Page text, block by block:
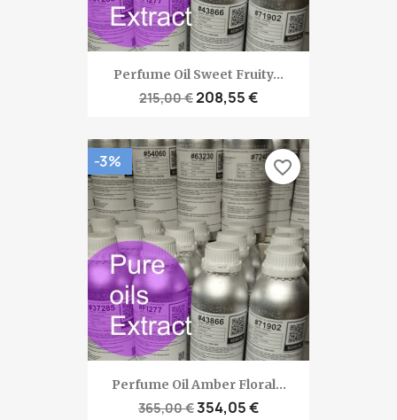
Perfume Oil Sweet Fruity...
215,00 €208,55 €
Perfume Oil Amber Floral...
365,00 €354,05 €
-3% favorite_border